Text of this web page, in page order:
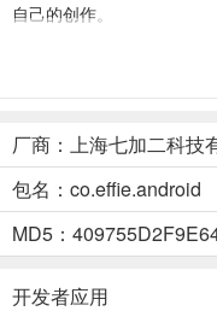
自己的创作。
本站今天为大家带来了的
软件特色
1、沉浸创作
极简设计，纯粹的写作环
身。
厂商：上海七加二科技
包名：co.effie.android
MD5：
开发者应用